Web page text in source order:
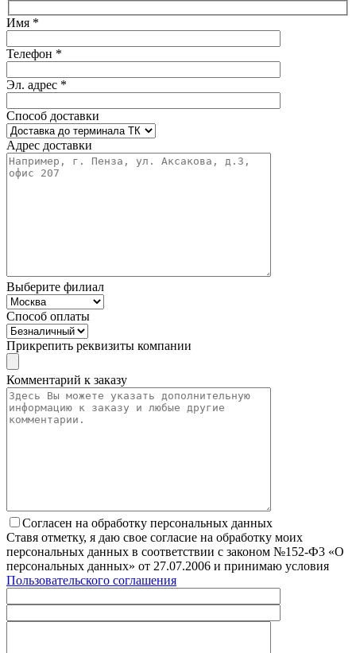
Имя *
Телефон *
Эл. адрес *
Способ доставки
Адрес доставки
Выберите филиал
Способ оплаты
Прикрепить реквизиты компании
Комментарий к заказу
Согласен на обработку персональных данных
Ставя отметку, я даю свое согласие на обработку моих
персональных данных в соответствии с законом №152-Ф3 «О
персональных данных» от 27.07.2006 и принимаю условия
Пользовательского соглашения